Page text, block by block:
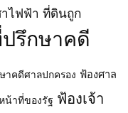
ไฟฟ้า ที่ดินถูก
รึกษาคดี
าคดีศาลปกครอง ฟ้องศาล
น้าที่ของรัฐ ฟ้องเจ้า